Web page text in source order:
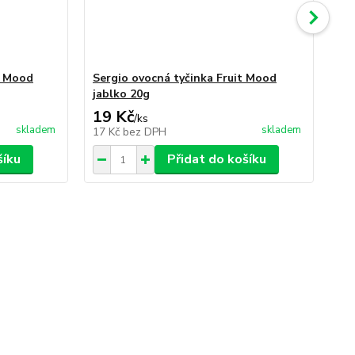
skladem
Sergio ovocná tyčinka Fruit Mood
jablko 20g
19 Kč/ks
17 Kč bez DPH skladem
Přidat do košíku